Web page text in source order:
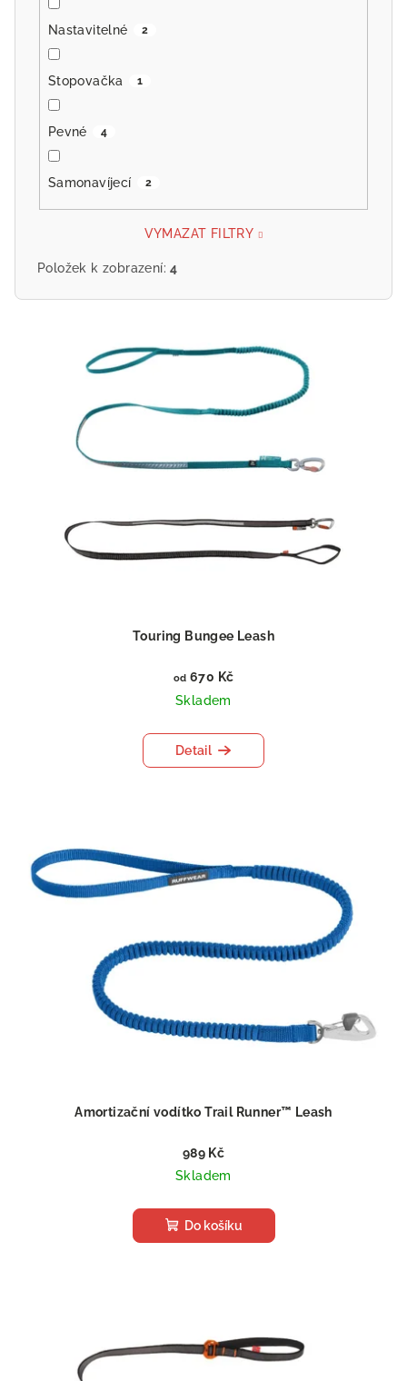
Nastavitelné 2
Stopovačka 1
Pevné 4
Samonavíjecí 2
VYMAZAT FILTRY
Položek k zobrazení:4
Touring Bungee Leash
od 670 Kč
Skladem
Detail
Amortizační vodítko Trail Runner™ Leash
989 Kč
Skladem
Do košíku